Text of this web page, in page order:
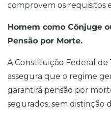
comprovem os requisitos
Homem como Cônjuge
Pensão por Morte.
A Constituição Federal de
assegura que o regime
garantirá pensão por
segurados, sem distinção